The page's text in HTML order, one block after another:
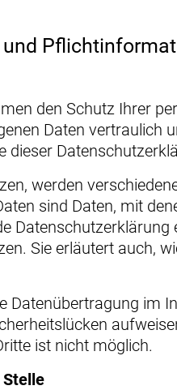
den Schutz Ihrer
Daten vertraulich
dieser
werden
sind Daten, mit
Datenschutzerklärung
Sie erläutert auch,
Datenübertragung im
ist nicht möglich.